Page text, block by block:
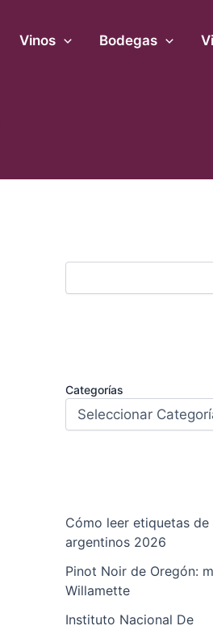
Vinos Bodegas
s
Categorías
Cómo leer etiquetas de
argentinos 2026
Pinot Noir de Oregón:
Willamette
Instituto Nacional De